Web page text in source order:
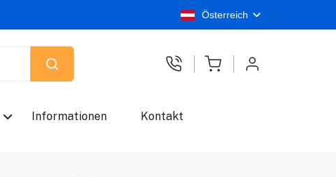
Österreich
Informationen Kontakt